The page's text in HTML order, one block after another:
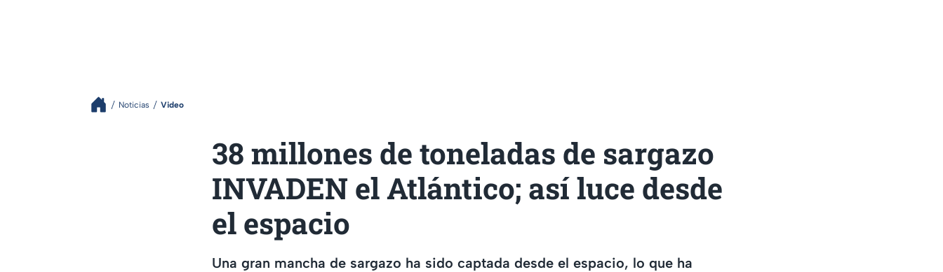
Noticias Video
38 millones de toneladas de sargazo
INVADEN el Atlántico; así luce desde
el espacio
Una gran mancha de sargazo ha sido captada desde el espacio, lo que ha